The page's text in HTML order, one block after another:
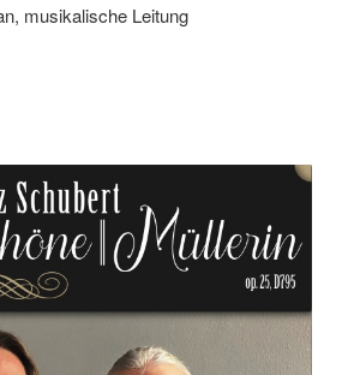
musikalische Leitung